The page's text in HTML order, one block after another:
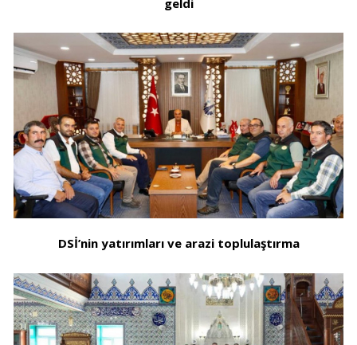
DSİ’nin yatırımları ve arazi toplulaştırma